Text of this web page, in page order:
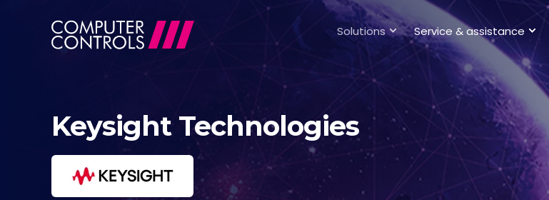
Solutions Service & assistance
Keysight Technologies